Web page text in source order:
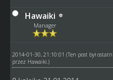
Hawaiki
Manager
2014-01-30, 21:10:01 (Ten post był
przez Hawaiki .)